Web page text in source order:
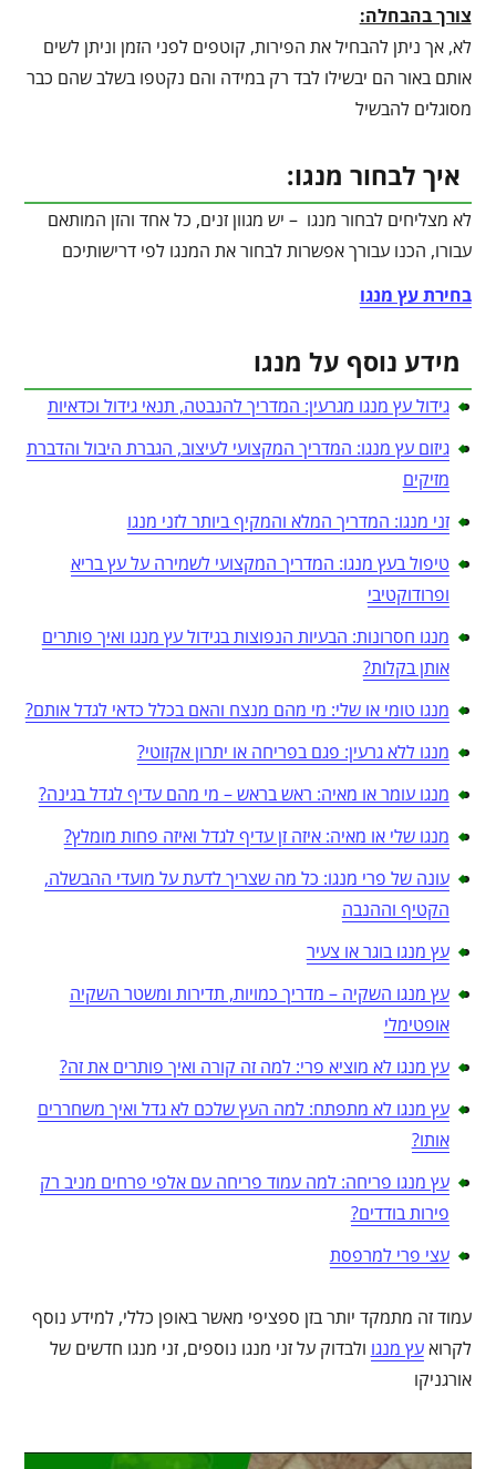
צורך בהבחלה:
לא, אך ניתן להבחיל את הפירות, קוטפים לפני הזמן וניתן לשים
אותם באור הם יבשילו לבד רק במידה והם נקטפו בשלב שהם כבר
מסוגלים להבשיל
איך לבחור מנגו:
לא מצליחים לבחור מנגו – יש מגוון זנים, כל אחד והזן המותאם
עבורו, הכנו עבורך אפשרות לבחור את המנגו לפי דרישותיכם
בחירת עץ מנגו
מידע נוסף על מנגו
גידול עץ מנגו מגרעין: המדריך להנבטה, תנאי גידול וכדאיות
גיזום עץ מנגו: המדריך המקצועי לעיצוב, הגברת היבול והדברת
מזיקים
זני מנגו: המדריך המלא והמקיף ביותר לזני מנגו
טיפול בעץ מנגו: המדריך המקצועי לשמירה על עץ בריא
ופרודוקטיבי
מנגו חסרונות: הבעיות הנפוצות בגידול עץ מנגו ואיך פותרים
אותן בקלות?
מנגו טומי או שלי: מי מהם מנצח והאם בכלל כדאי לגדל אותם?
מנגו ללא גרעין: פגם בפריחה או יתרון אקזוטי?
מנגו עומר או מאיה: ראש בראש – מי מהם עדיף לגדל בגינה?
מנגו שלי או מאיה: איזה זן עדיף לגדל ואיזה פחות מומלץ?
עונה של פרי מנגו: כל מה שצריך לדעת על מועדי ההבשלה,
הקטיף וההנבה
עץ מנגו בוגר או צעיר
עץ מנגו השקיה – מדריך כמויות, תדירות ומשטר השקיה
אופטימלי
עץ מנגו לא מוציא פרי: למה זה קורה ואיך פותרים את זה?
עץ מנגו לא מתפתח: למה העץ שלכם לא גדל ואיך משחררים
אותו?
עץ מנגו פריחה: למה עמוד פריחה עם אלפי פרחים מניב רק
פירות בודדים?
עצי פרי למרפסת
עמוד זה מתמקד יותר בזן ספציפי מאשר באופן כללי, למידע נוסף
לקרואעץ מנגו ולבדוק על זני מנגו נוספים, זני מנגו חדשים של
אורגניקו